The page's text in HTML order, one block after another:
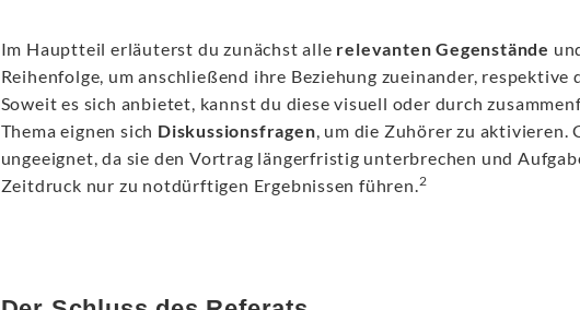
Im Hauptteil erläuterst du zunächst alle relevanten Gegenstände
Reihenfolge, um anschließend ihre Beziehung zueinander, respektive
Soweit es sich anbietet, kannst du diese visuell oder durch
Thema eignen sich Diskussionsfragen, um die Zuhörer zu aktivieren.
ungeeignet, da sie den Vortrag längerfristig unterbrechen und
Zeitdruck nur zu notdürftigen Ergebnissen führen.2